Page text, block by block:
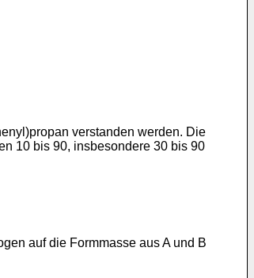
verstanden werden. Die
10 bis 90, insbesondere 30 bis 90
auf die Formmasse aus A und B